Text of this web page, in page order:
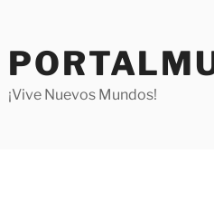
¡Vive Nuevos Mundos!